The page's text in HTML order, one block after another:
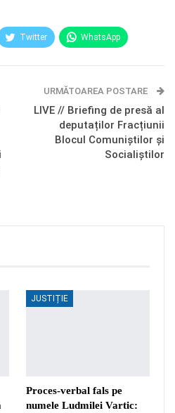
Twitter WhatsApp
URMĂTOAREA POSTARE
LIVE // Briefing de presă al
deputaților Fracțiunii
Blocul Comuniștilor și
Socialiștilor
JUSTIȚIE
Proces-verbal fals pe
numele Ludmilei Vartic: